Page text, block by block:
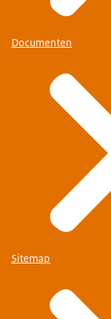
Documenten
Sitemap